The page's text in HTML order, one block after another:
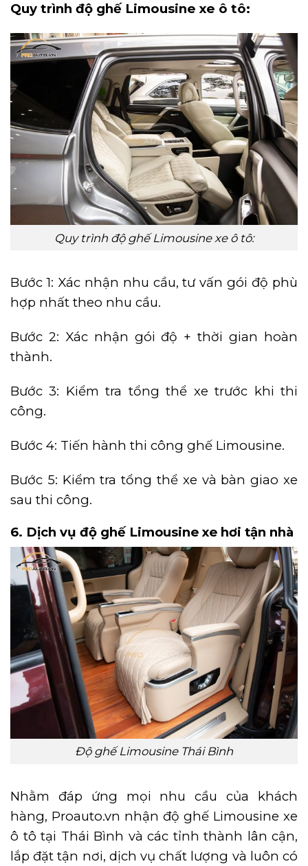
Quy trình độ ghế Limousine xe ô tô:
Quy trình độ ghế Limousine xe ô tô:
Bước 1: Xác nhận nhu cầu, tư vấn gói độ phù
hợp nhất theo nhu cầu.
Bước 2: Xác nhận gói độ + thời gian hoàn
thành.
Bước 3: Kiểm tra tổng thể xe trước khi thi
công.
Bước 4: Tiến hành thi công ghế Limousine.
Bước 5: Kiểm tra tổng thể xe và bàn giao xe
sau thi công.
6. Dịch vụ độ ghế Limousine xe hơi tận nhà
Độ ghế Limousine Thái Bình
Nhằm đáp ứng mọi nhu cầu của khách
hàng, Proauto.vn nhận độ ghế Limousine xe
ô tô tại Thái Bình và các tỉnh thành lân cận,
lắp đặt tận nơi, dịch vụ chất lượng và luôn có